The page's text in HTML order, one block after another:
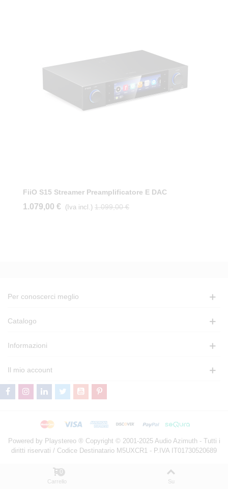
FiiO S15 Streamer Preamplificatore E DAC
1.079,00 € (Iva incl.) 1.099,00 €
Per conoscerci meglio
Catalogo
Informazioni
Il mio account
Powered by Playstereo ® Copyright © 2001-2025 Audio Azimuth - Tutti i
diritti riservati / Codice Destinatario M5UXCR1 - P.IVA IT01730520689
Carrello
0
Su